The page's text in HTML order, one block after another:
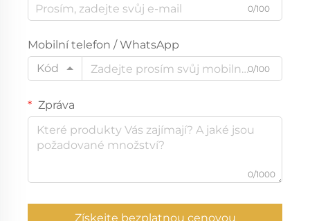
0/100
Mobilní telefon / WhatsApp
Kód
0/100
Zpráva
0/1000
Získejte bezplatnou cenovou